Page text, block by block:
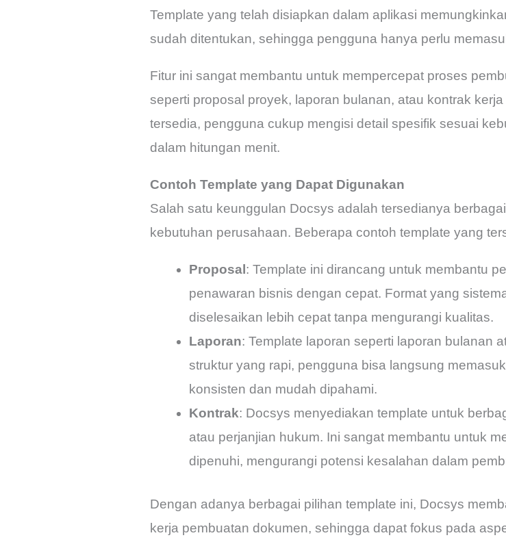
Template yang telah disiapkan dalam aplikasi
sudah ditentukan, sehingga pengguna hanya perlu
Fitur ini sangat membantu untuk mempercepat proses
seperti proposal proyek, laporan bulanan, atau kontrak
tersedia, pengguna cukup mengisi detail spesifik sesuai
dalam hitungan menit.
Contoh Template yang Dapat Digunakan
Salah satu keunggulan Docsys adalah tersedianya
kebutuhan perusahaan. Beberapa contoh template yang
Proposal : Template ini dirancang untuk membantu
penawaran bisnis dengan cepat. Format yang
diselesaikan lebih cepat tanpa mengurangi kualitas.
Laporan: Template laporan seperti laporan bulanan
struktur yang rapi, pengguna bisa langsung
konsisten dan mudah dipahami.
Kontrak: Docsys menyediakan template untuk
atau perjanjian hukum. Ini sangat membantu untuk
dipenuhi, mengurangi potensi kesalahan dalam
Dengan adanya berbagai pilihan template ini, Docsys
kerja pembuatan dokumen, sehingga dapat fokus pada